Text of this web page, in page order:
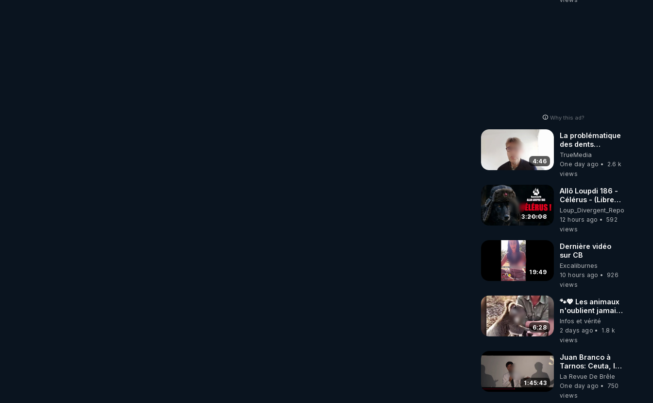
Why this ad?
4:46
La problématique
des dents
dévitalisées et
des implants
TrueMedia
One day ago
2.6 k
views
3:20:08
Allô Loupdi 186 -
Célérus - (Libre
Antenne) - Loup
Divergent
2026.08.06
Loup_Divergent_Reposts
12 hours ago
592
views
19:49
Dernière vidéo
sur CB
Excaliburnes
10 hours ago
926
views
6:28
🐾💖 Les animaux
n'oublient jamais
ceux qu'ils
aiment… 🥹❤️
Infos et vérité
2 days ago
1.8 k
views
1:45:43
Juan Branco à
Tarnos: Ceuta, le
narcotrafic et le
pouvoir en France
La Revue De Brêle
One day ago
750
views